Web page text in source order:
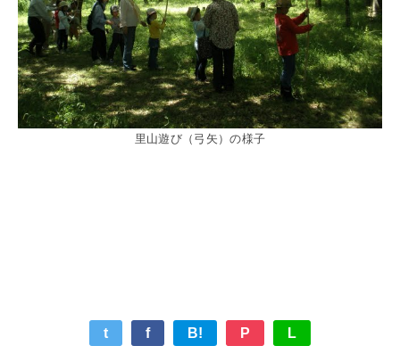
里山遊び（弓矢）の様子
t f B! P L